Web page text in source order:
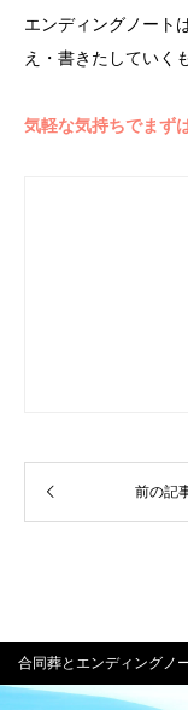
エンディングノート
え・書きたしていく
気軽な気持ちでまず
前の記
合同葬とエンディングノ